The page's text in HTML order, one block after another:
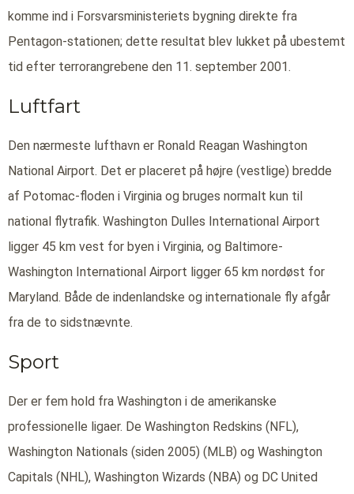
komme ind i Forsvarsministeriets bygning direkte fra
Pentagon-stationen; dette resultat blev lukket på ubestemt
tid efter terrorangrebene den 11. september 2001.
Luftfart
Den nærmeste lufthavn er Ronald Reagan Washington
National Airport. Det er placeret på højre (vestlige) bredde
af Potomac-floden i Virginia og bruges normalt kun til
national flytrafik. Washington Dulles International Airport
ligger 45 km vest for byen i Virginia, og Baltimore-
Washington International Airport ligger 65 km nordøst for
Maryland. Både de indenlandske og internationale fly afgår
fra de to sidstnævnte.
Sport
Der er fem hold fra Washington i de amerikanske
professionelle ligaer. De Washington Redskins (NFL),
Washington Nationals (siden 2005) (MLB) og Washington
Capitals (NHL), Washington Wizards (NBA) og DC United